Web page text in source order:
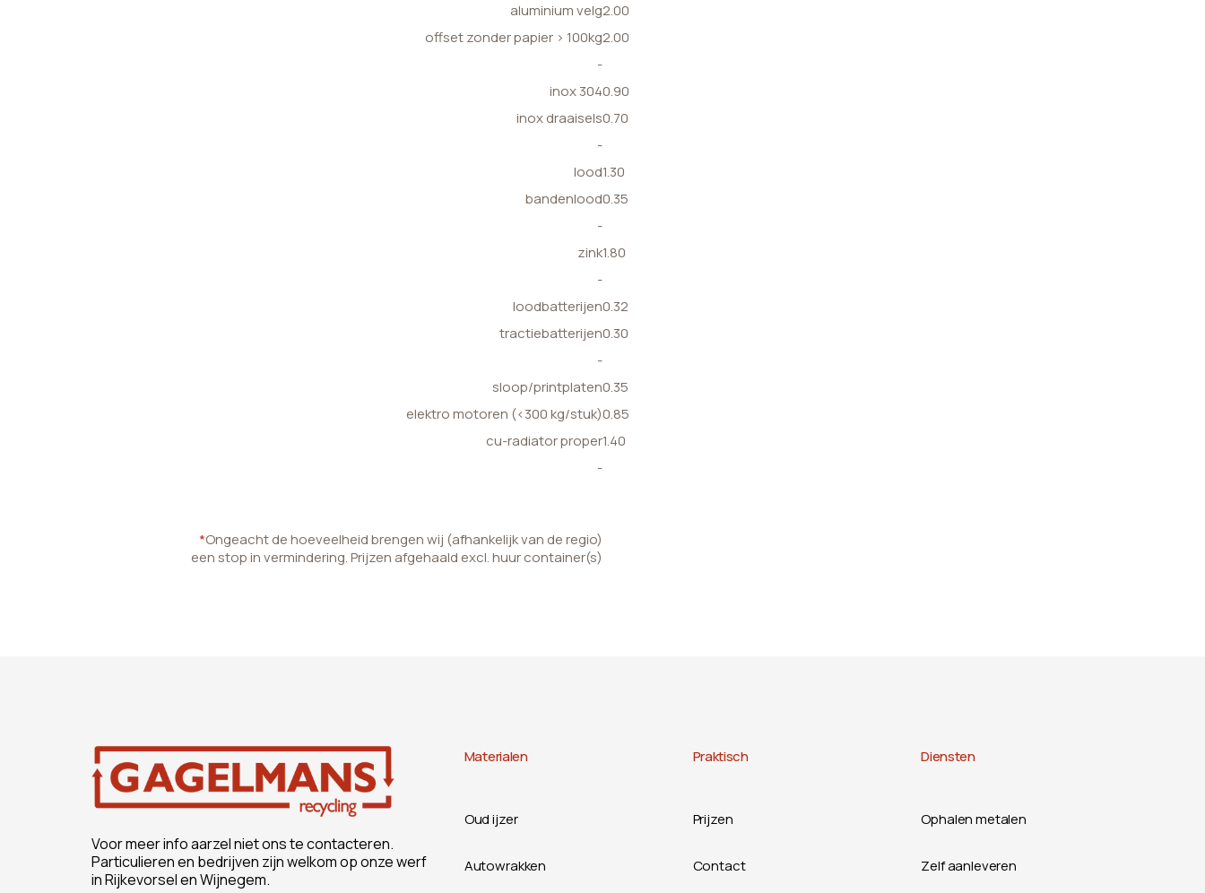
aluminium velg2.00
offset zonder papier > 100kg2.00
-
inox 3040.90
inox draaisels0.70
-
lood1.30
bandenlood0.35
-
zink1.80
-
loodbatterijen0.32
tractiebatterijen0.30
-
sloop/printplaten0.35
elektro motoren (<300 kg/stuk)0.85
cu-radiator proper1.40
-
*Ongeacht de hoeveelheid brengen wij (afhankelijk van de regio)
een stop in vermindering. Prijzen afgehaald excl. huur container(s)
Voor meer info aarzel niet ons te contacteren.
Particulieren en bedrijven zijn welkom op onze werf
in Rijkevorsel en Wijnegem.
Materialen
Oud ijzer
Autowrakken
Praktisch
Prijzen
Contact
Diensten
Ophalen metalen
Zelf aanleveren